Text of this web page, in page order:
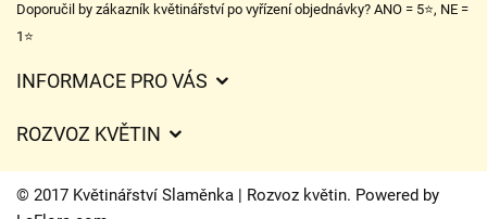
Doporučil by zákazník květinářství po vyřízení objednávky? ANO = 5⭐, NE =
1⭐
INFORMACE PRO VÁS
Ochrana osobních údajů
ROZVOZ KVĚTIN
Ceny za doručení
Kam doručujeme květiny
© 2017 Květinářství Slaměnka | Rozvoz květin. Powered by